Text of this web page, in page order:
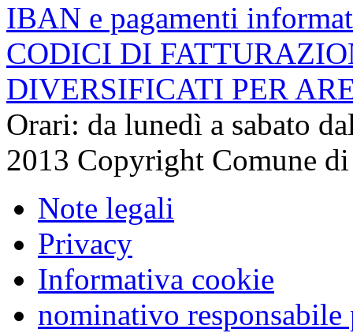
IBAN e pagamenti
CODICI DI
DIVERSIFICATI PER
Orari: da lunedì a sabato
2013 Copyright Comune
Note legali
Privacy
Informativa cookie
nominativo